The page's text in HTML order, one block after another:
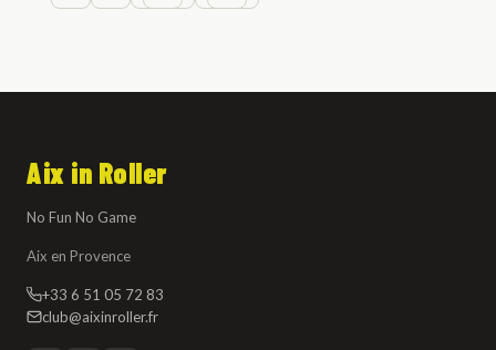
Aix in Roller
No Fun No Game
Aix en Provence
+33 6 51 05 72 83
club@aixinroller.fr